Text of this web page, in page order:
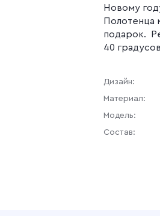
Новому
Полотенца
подарок.
40
Дизайн:
Материал:
Модель:
Состав: